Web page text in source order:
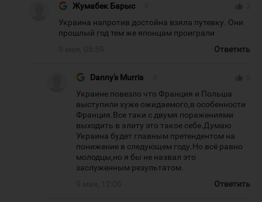
Жумабек Барыс
Украина напротив достойна взяла путевку. Они
прошлый год тем же японцам проиграли
Ответить
Danny's Murris
Украине повезло что Франция и Польша
выступили хуже ожидаемого,в особенности
Франция.Все таки с двумя поражениями
выходить в элиту это такое себе.Думаю
Украина будет главным претендентом на
понижение в следующем году.Но всё равно
молодцы,но я бы не назвал это
заслуженным результатом.
Ответить